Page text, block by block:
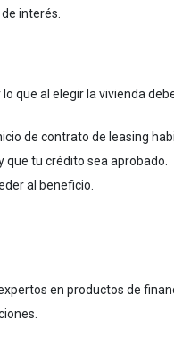
interés.
que al elegir la vivienda
de contrato de leasing
que tu crédito sea aprobado.
al beneficio.
en productos de